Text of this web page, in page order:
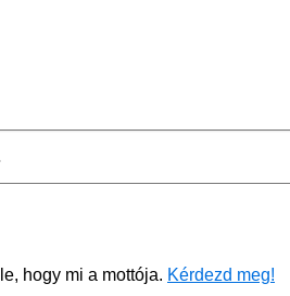
hogy mi a mottója. Kérdezd meg!